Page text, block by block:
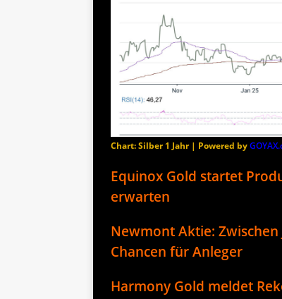
Chart: Silber 1 Jahr | Powered by
Equinox Gold startet
erwarten
Newmont Aktie: Zwischen
Chancen für Anleger
Harmony Gold meldet